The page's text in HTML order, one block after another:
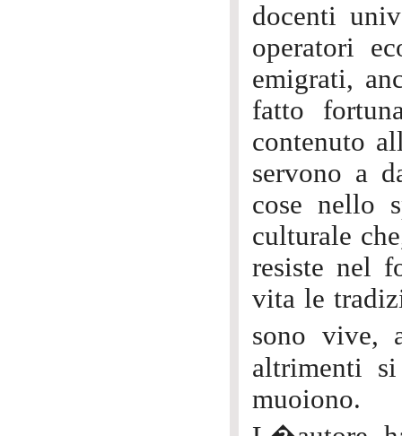
docenti
operatori
emigrati,
fatto
contenuto
servono a
cose nello
culturale
resiste nel
vita le
sono vive,
altrimenti
muoiono.